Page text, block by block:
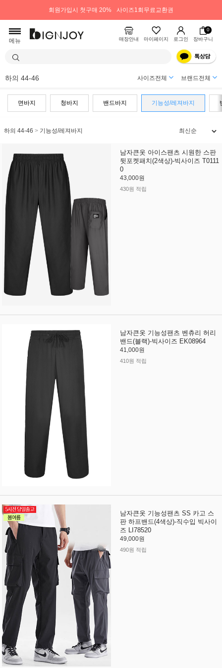
회원가입시 첫구매 20% 사이즈1회무료교환권
메뉴 매장안내 마이페이지 로그인
0
장바구니
하의 44-46 사이즈전체 브랜드전체
면바지 청바지 밴드바지 기능성/레져바지
하의 44-46 > 기능성/레져바지
남자큰옷 아이스팬츠 시원한 스판
뒷포켓패치(2색상)-빅사이즈 T0111
0
43,000원
430원 적립
남자큰옷 기능성팬츠 벤츄리 허리
밴드(블랙)-빅사이즈 EK08964
41,000원
410원 적립
남자큰옷 기능성팬츠 SS 카고 스
판 하프밴드(4색상)-직수입 빅사이
즈 LI78520
49,000원
490원 적립